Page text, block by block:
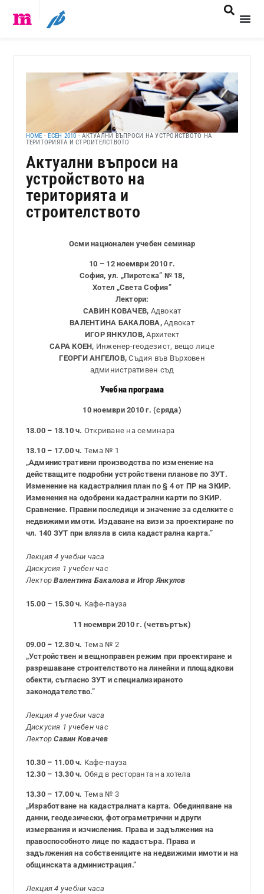
HOME - ЕСЕН 2010 -АКТУАЛНИ ВЪПРОСИ НА УСТРОЙСТВОТО НА
ТЕРИТОРИЯТА И СТРОИТЕЛСТВОТО
Актуални въпроси на
устройството на
територията и
строителството
Осми национален учебен семинар
10 – 12 ноември 2010 г.
София, ул. „Пиротска” № 18,
Хотел „Света София”
Лектори:
САВИН КОВАЧЕВ, Адвокат
ВАЛЕНТИНА БАКАЛОВА,Адвокат
ИГОР ЯНКУЛОВ,Архитект
САРА КОЕН, Инженер-геодезист, вещо лице
ГЕОРГИ АНГЕЛОВ,Съдия във Върховен
административен съд
Учебна програма
10 ноември 2010 г. (сряда)
13.00 – 13.10 ч. Откриване на семинара
13.10 – 17.00 ч. Тема № 1
„Административни производства по изменение на
действащите подробни устройствени планове по ЗУТ.
Изменение на кадастралния план по § 4 от ПР на ЗКИР.
Изменения на одобрени кадастрални карти по ЗКИР.
Сравнение. Правни последици и значение за сделките с
недвижими имоти. Издаване на визи за проектиране по
чл. 140 ЗУТ при влязла в сила кадастрална карта.”
Лекция 4 учебни часа
Дискусия 1 учебен час
ЛекторВалентина Бакалова и Игор Янкулов
15.00 – 15.30 ч. Кафе-пауза
11 ноември 2010 г. (четвъртък)
09.00 – 12.30 ч. Тема № 2
„Устройствен и вещноправен режим при проектиране и
разрешаване строителството на линейни и площадкови
обекти, съгласно ЗУТ и специализираното
законодателство.”
Лекция 4 учебни часа
Дискусия 1 учебен час
ЛекторСавин Ковачев
10.30 – 11.00 ч. Кафе-пауза
12.30 – 13.30 ч. Обяд в ресторанта на хотела
13.30 – 17.00 ч. Тема № 3
„Изработване на кадастралната карта. Обединяване на
данни, геодезически, фотограметрични и други
измервания и изчисления. Права и задължения на
правоспособното лице по кадастъра. Права и
задължения на собствениците на недвижими имоти и на
общинската администрация.”
Лекция 4 учебни часа